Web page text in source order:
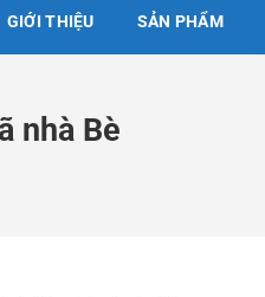
GIỚI THIỆU SẢN PHẨM
nhà Bè